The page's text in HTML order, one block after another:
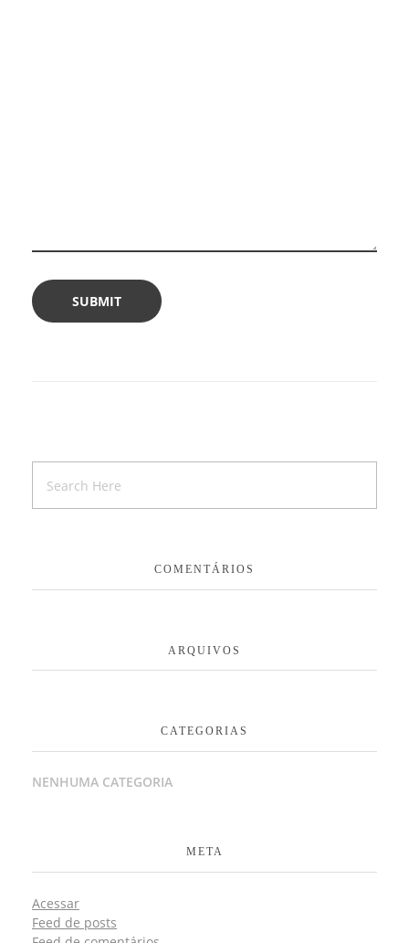
COMENTÁRIOS
ARQUIVOS
CATEGORIAS
NENHUMA CATEGORIA
META
Acessar
Feed de posts